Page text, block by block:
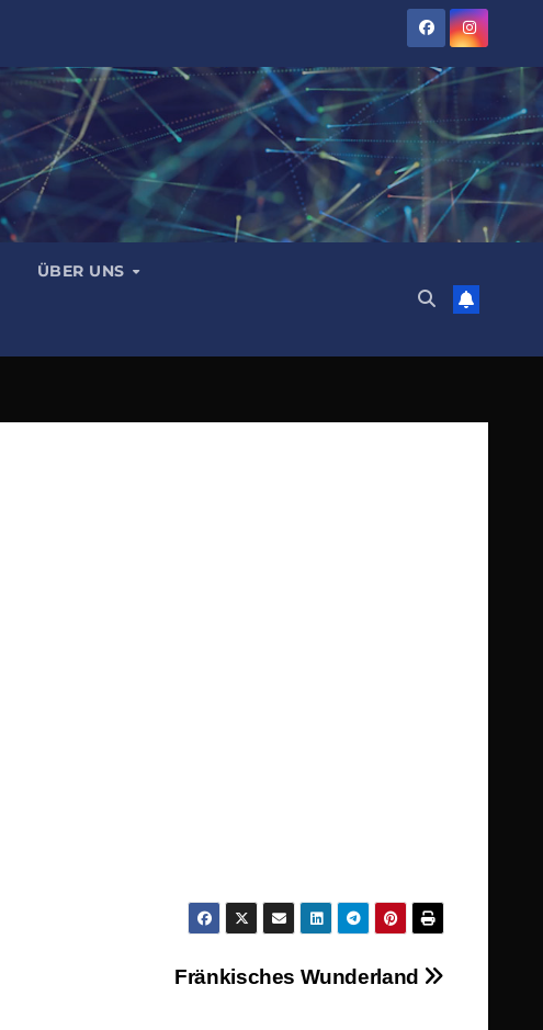
ÜBER UNS
Fränkisches Wunderland